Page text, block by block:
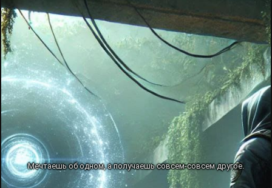
Мечтаешь об одном, а получаешь совсем-совсем другое.